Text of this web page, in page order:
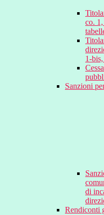
co.
1-
Sanzioni
di
Rendiconti